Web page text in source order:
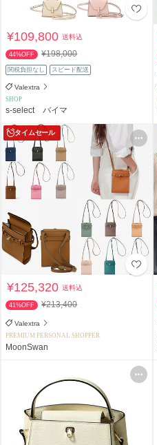
¥109,800送料込
44%OFF ¥198,000
関税負担なし スピード配送
Valextra
SHOP
s-select バイマ
タイムセール
¥125,320送料込
41%OFF ¥213,400
Valextra
PREMIUM PERSONAL SHOPPER
MoonSwan